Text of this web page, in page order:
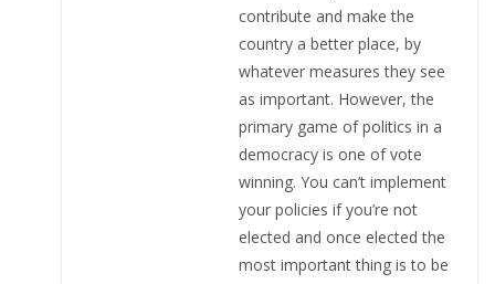
contribute and make the
country a better place, by
whatever measures they see
as important. However, the
primary game of politics in a
democracy is one of vote
winning. You can’t implement
your policies if you’re not
elected and once elected the
most important thing is to be